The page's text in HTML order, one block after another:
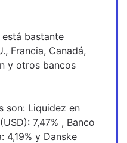
bastante
Francia, Canadá,
y otros bancos
son: Liquidez en
7,47% , Banco
4,19% y Danske